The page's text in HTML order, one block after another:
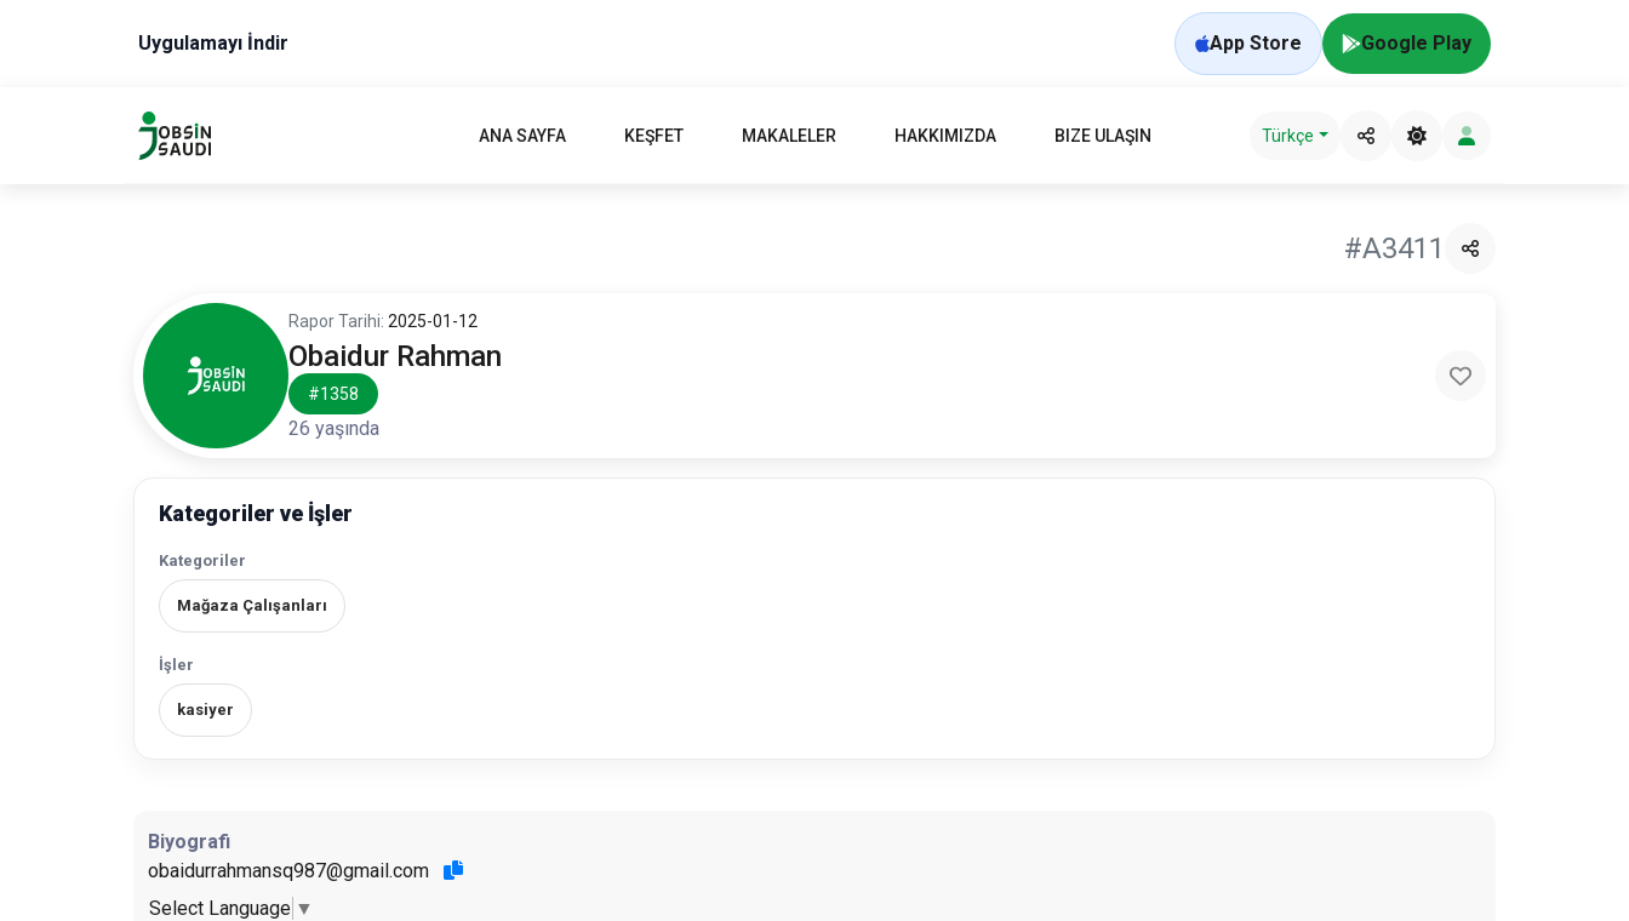
Uygulamayı İndir App Store Google Play
ANA SAYFA KEŞFET MAKALELER HAKKIMIZDA BIZE ULAŞIN Türkçe
#A3411
Rapor Tarihi: 2025-01-12
Obaidur Rahman
#1358
26 yaşında
Kategoriler ve İşler
Kategoriler
Mağaza Çalışanları
İşler
kasiyer
Biyografi
obaidurrahmansq987@gmail.com
Select Language ▼